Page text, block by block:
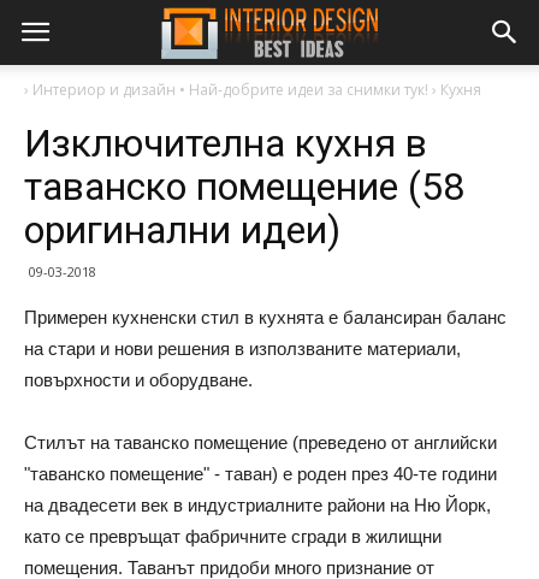
› Интериор и дизайн • Най-добрите идеи за снимки тук! › Кухня
Изключителна кухня в
таванско помещение (58
оригинални идеи)
09-03-2018
Примерен кухненски стил в кухнята е балансиран баланс
на стари и нови решения в използваните материали,
повърхности и оборудване.
Стилът на таванско помещение (преведено от английски
"таванско помещение" - таван) е роден през 40-те години
на двадесети век в индустриалните райони на Ню Йорк,
като се превръщат фабричните сгради в жилищни
помещения. Таванът придоби много признание от